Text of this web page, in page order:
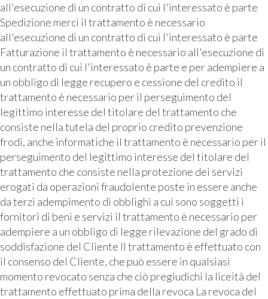
all'esecuzione di un contratto di cui l'interessato è parte
Spedizione merci il trattamento è necessario
all'esecuzione di un contratto di cui l'interessato è parte
Fatturazione il trattamento è necessario all'esecuzione di
un contratto di cui l'interessato è parte e per adempiere a
un obbligo di legge recupero e cessione del credito il
trattamento è necessario per il perseguimento del
legittimo interesse del titolare del trattamento che
consiste nella tutela del proprio credito prevenzione
frodi, anche informatiche il trattamento è necessario per il
perseguimento del legittimo interesse del titolare del
trattamento che consiste nella protezione dei servizi
erogati da operazioni fraudolente poste in essere anche
da terzi adempimento di obblighi a cui sono soggetti i
fornitori di beni e servizi il trattamento è necessario per
adempiere a un obbligo di legge rilevazione del grado di
soddisfazione del Cliente Il trattamento è effettuato con
il consenso del Cliente, che può essere in qualsiasi
momento revocato senza che ciò pregiudichi la liceità del
trattamento effettuato prima della revoca La revoca del